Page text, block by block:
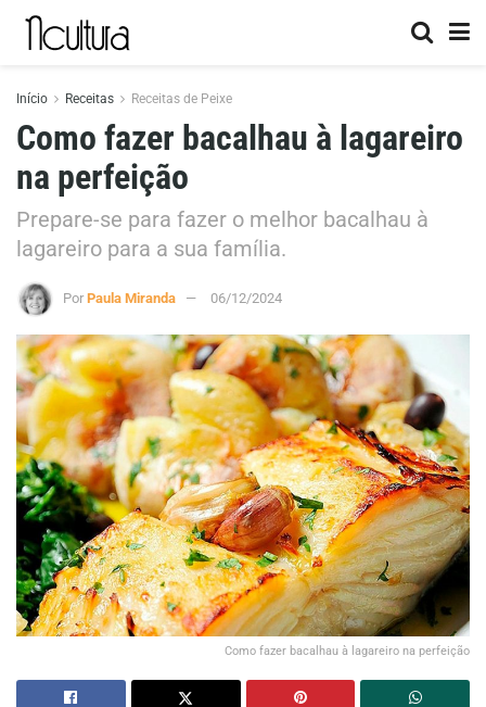
Início Receitas Receitas de Peixe
Como fazer bacalhau à lagareiro
na perfeição
Prepare-se para fazer o melhor bacalhau à
lagareiro para a sua família.
Por Paula Miranda 06/12/2024
Como fazer bacalhau à lagareiro na perfeição